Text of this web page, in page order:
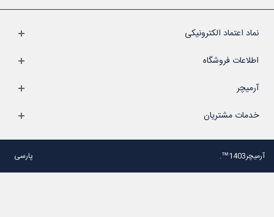
نماد اعتماد الکترونیکی
اطلاعات فروشگاه
آرمیچر
خدمات مشتریان
پارسی آرمیچر1403™.